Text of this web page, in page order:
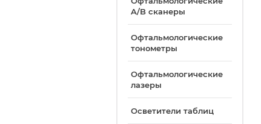
A/B сканеры
Офтальмологические
тонометры
Офтальмологические
лазеры
Осветители таблиц